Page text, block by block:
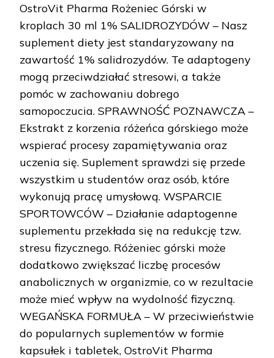
OstroVit Pharma Rożeniec Górski w
kroplach 30 ml 1% SALIDROZYDÓW – Nasz
suplement diety jest standaryzowany na
zawartość 1% salidrozydów. Te adaptogeny
mogą przeciwdziałać stresowi, a także
pomóc w zachowaniu dobrego
samopoczucia. SPRAWNOŚĆ POZNAWCZA –
Ekstrakt z korzenia różeńca górskiego może
wspierać procesy zapamiętywania oraz
uczenia się. Suplement sprawdzi się przede
wszystkim u studentów oraz osób, które
wykonują pracę umysłową. WSPARCIE
SPORTOWCÓW – Działanie adaptogenne
suplementu przekłada się na redukcję tzw.
stresu fizycznego. Różeniec górski może
dodatkowo zwiększać liczbę procesów
anabolicznych w organizmie, co w rezultacie
może mieć wpływ na wydolność fizyczną.
WEGAŃSKA FORMUŁA – W przeciwieństwie
do popularnych suplementów w formie
kapsułek i tabletek, OstroVit Pharma